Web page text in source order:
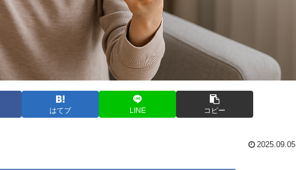
はてブ LINE コピー
2025.09.05